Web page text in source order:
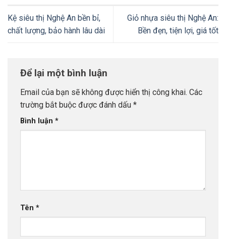
Kệ siêu thị Nghệ An bền bỉ,
chất lượng, bảo hành lâu dài
Giỏ nhựa siêu thị Nghệ An:
Bền đẹn, tiện lợi, giá tốt
Để lại một bình luận
Email của bạn sẽ không được hiển thị công khai. Các
trường bắt buộc được đánh dấu *
Bình luận *
Tên *